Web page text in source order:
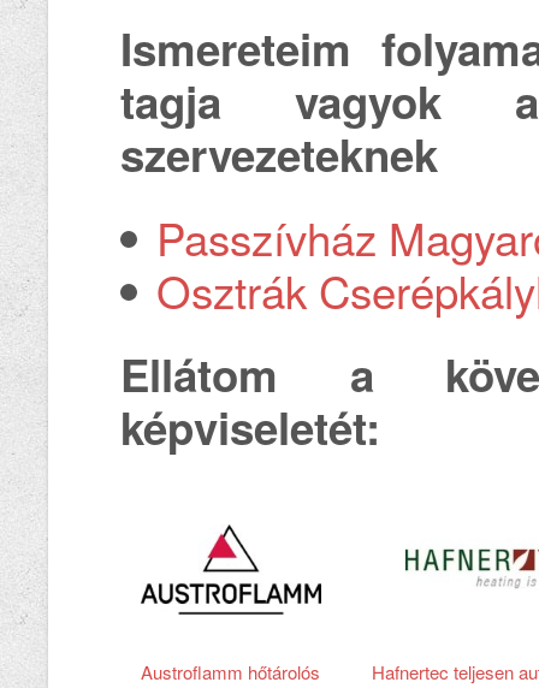
Ismereteim
tagja vagyok
szervezeteknek
Passzívház
Osztrák
Ellátom a
képviseletét:
Austroflamm hőtárolós
Hafnertec teljesen